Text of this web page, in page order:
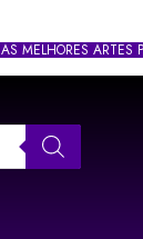
AS MELHORES ARTES